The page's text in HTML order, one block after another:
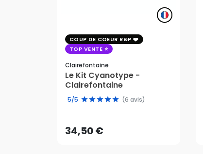
COUP DE COEUR R&P
TOP VENTE
Clairefontaine
Le Kit Cyanotype -
Clairefontaine
5/5 (6 avis)
34,50 €
34,50 €
AJOUTER AU PANIER